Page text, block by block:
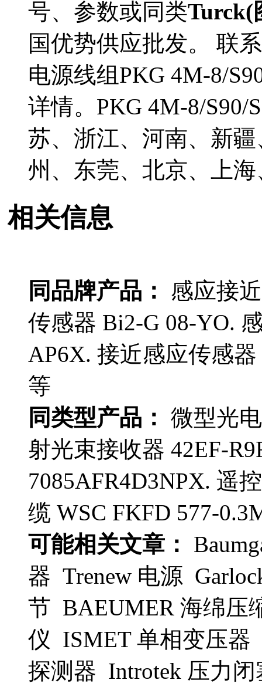
号、参数或同类Turck(
国优势供应批发。 联
电源线组PKG 4M-8/
详情。PKG 4M-8/S90/
苏、浙江、河南、新
州、东莞、北京、上
相关信息
同品牌产品：
感应接
传感器 Bi2-G 08-YO.
AP6X. 接近感应传感
等
同类型产品： 微型光
射光束接收器 42EF-
7085AFR4D3NPX. 遥
缆 WSC FKFD 577-
可能相关文章：
器 Trenew 电源
节 BAEUMER 海绵压
仪 ISMET 单相变压器
探测器 Introtek 压力